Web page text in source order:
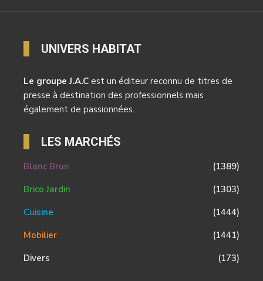
UNIVERS HABITAT
Le groupe J.A.C est un éditeur reconnu de titres de
presse à destination des professionnels mais
également de passionnées.
LES MARCHÉS
Blanc Brun
(1389)
Brico Jardin
(1303)
Cuisine
(1444)
Mobilier
(1441)
Divers
(173)